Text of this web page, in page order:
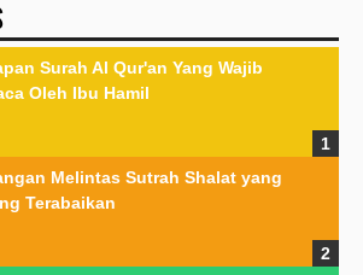
Surah Al Qur'an Yang Wajib
Oleh Ibu Hamil
Melintas Sutrah Shalat yang
Terabaikan